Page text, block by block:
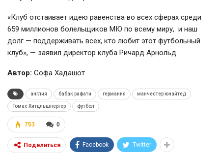
«Клуб отстаивает идею равенства во всех сферах среди
659 миллионов болельщиков МЮ по всему миру, и наш
долг — поддерживать всех, кто любит этот футбольный
клуб», — заявил директор клуба Ричард Арнольд.
Автор: Софа Хадашот
англия бабак рафати германия манчестер юнайтед
Томас Хитцльшпергер футбол
0
753
Поделиться Facebook Twitter